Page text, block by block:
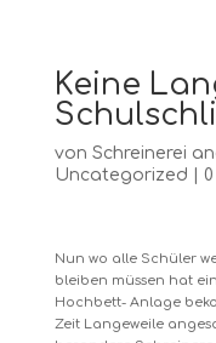
Keine
von Schreinerei
Uncategorized
Nun wo alle Schüler
bleiben müssen hat
Hochbett- Anlage
Zeit Langeweile